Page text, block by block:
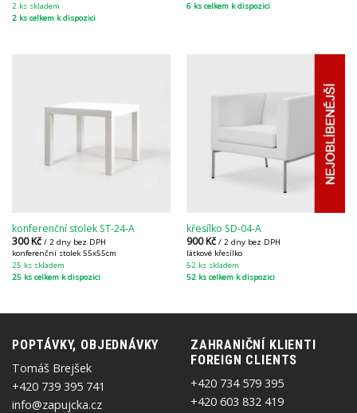
2 ks skladem
2 ks celkem k dispozici
6 ks celkem k dispozici
konferenční stolek ST-24-A
300Kč / 2 dny bez DPH
konferenční stolek 55x55cm
25 ks skladem
25 ks celkem k dispozici
křesílko SD-04-A
900Kč / 2 dny bez DPH
látkové křesílko
52 ks skladem
52 ks celkem k dispozici
POPTÁVKY, OBJEDNÁVKY
Tomáš Brejšek
+420 739 395 741
info@zapujcka.cz
ZAHRANIČNÍ KLIENTI
FOREIGN CLIENTS
+420 734 579 395
+420 603 832 419